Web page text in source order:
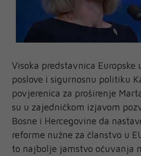
Visoka predstavnica Europske
poslove i sigurnosnu politiku
povjerenica za proširenje
su u zajedničkom izjavom
Bosne i Hercegovine da
reforme nužne za članstvo u
to najbolje jamstvo očuvanja